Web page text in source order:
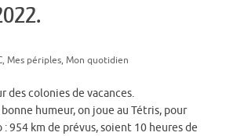
, Mes périples, Mon quotidien
des colonies de vacances.
humeur, on joue au Tétris, pour
954 km de prévus, soient 10 heures de